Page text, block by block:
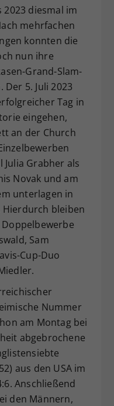
diesmal im
mehrfachen
konnten die
nun ihre
Grand-Slam-
5. Juli 2023
Tag in
eingehen,
an der Church
Grabher als
Novak und am
unterlagen in
bleiben
Sam
Cup-Duo
Nummer
am Montag bei
abgebrochene
aus den USA im
Anschließend
den Männern,
Ihre Consent-
anderem eine
ID, für die
Ihrer
falls der